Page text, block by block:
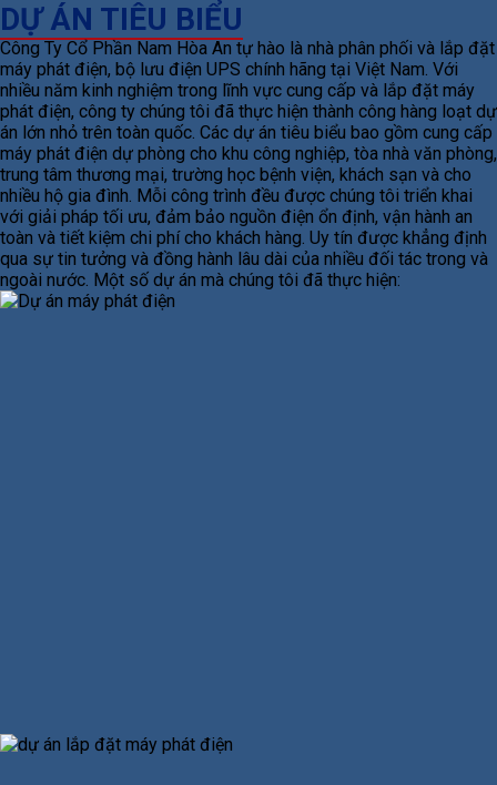
DỰ ÁN TIÊU BIỂU
Công Ty Cổ Phần Nam Hòa An tự hào là nhà phân phối và lắp đặt
máy phát điện, bộ lưu điện UPS chính hãng tại Việt Nam. Với
nhiều năm kinh nghiệm trong lĩnh vực cung cấp và lắp đặt máy
phát điện, công ty chúng tôi đã thực hiện thành công hàng loạt dự
án lớn nhỏ trên toàn quốc. Các dự án tiêu biểu bao gồm cung cấp
máy phát điện dự phòng cho khu công nghiệp, tòa nhà văn phòng,
trung tâm thương mại, trường học bệnh viện, khách sạn và cho
nhiều hộ gia đình. Mỗi công trình đều được chúng tôi triển khai
với giải pháp tối ưu, đảm bảo nguồn điện ổn định, vận hành an
toàn và tiết kiệm chi phí cho khách hàng. Uy tín được khẳng định
qua sự tin tưởng và đồng hành lâu dài của nhiều đối tác trong và
ngoài nước. Một số dự án mà chúng tôi đã thực hiện: